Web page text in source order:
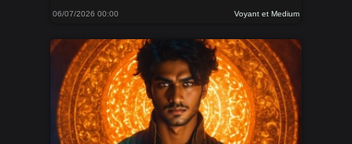
06/07/2026 00:00 Voyant et Medium